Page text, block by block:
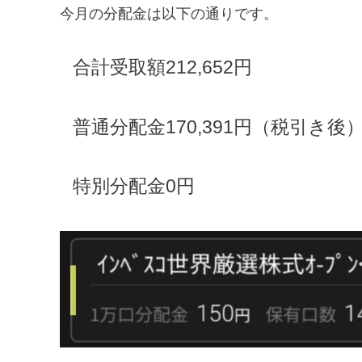
今月の分配金は以下の通りです。
合計受取額212,652円
普通分配金170,391円（税引き後
特別分配金0円